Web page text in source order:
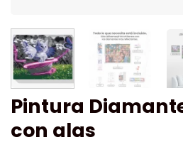
Pintura
con alas